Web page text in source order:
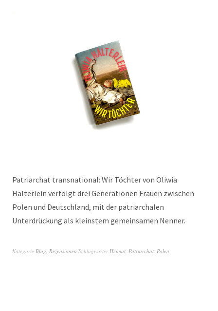
Patriarchat transnational: Wir Töchter von Oliwia
Hälterlein verfolgt drei Generationen Frauen zwischen
Polen und Deutschland, mit der patriarchalen
Unterdrückung als kleinstem gemeinsamen Nenner.
Kategorie Blog, Rezensionen SchlagwörterHeimat, Patriarchat, Polen